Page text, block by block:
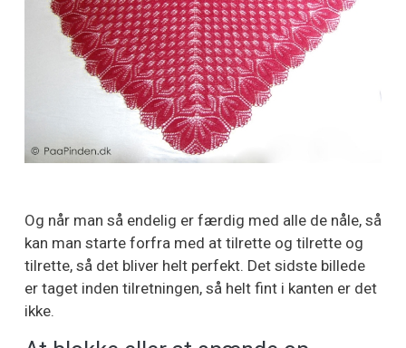
Og når man så endelig er færdig med alle de nåle, så
kan man starte forfra med at tilrette og tilrette og
tilrette, så det bliver helt perfekt. Det sidste billede
er taget inden tilretningen, så helt fint i kanten er det
ikke.